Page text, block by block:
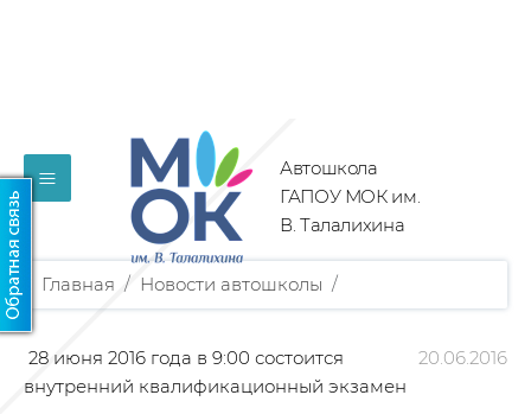
Автошкола
ГАПОУ МОК им.
В. Талалихина
≡
Главная / Новости автошколы /
20.06.2016
28 июня 2016 года в 9:00 состоится
внутренний квалификационный экзамен